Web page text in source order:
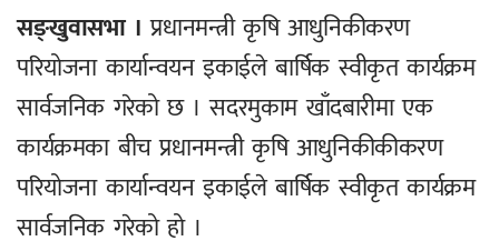
सङ्खुवासभा । प्रधानमन्त्री कृषि आधुनिकीकरण
परियोजना कार्यान्वयन इकाईले बार्षिक स्वीकृत कार्यक्रम
सार्वजनिक गरेको छ । सदरमुकाम खाँदबारीमा एक
कार्यक्रमका बीच प्रधानमन्त्री कृषि आधुनिकीकीकरण
परियोजना कार्यान्वयन इकाईले बार्षिक स्वीकृत कार्यक्रम
सार्वजनिक गरेको हो ।